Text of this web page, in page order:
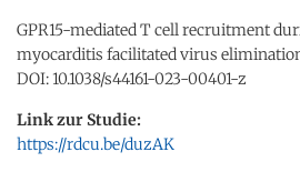
GPR15-mediated T cell recruitment
myocarditis facilitated virus
DOI: 10.1038/s44161-023-00401-z
Link zur Studie:
https://rdcu.be/duzAK